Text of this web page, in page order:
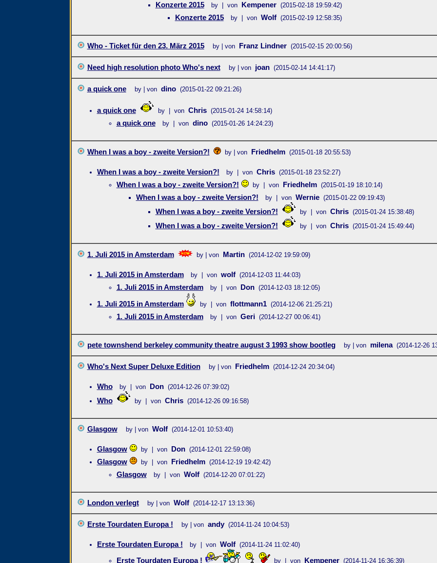
Konzerte 2015 by | von Kempener (2015-02-18 19:59:42)
Konzerte 2015 by | von Wolf (2015-02-19 12:58:35)
Who - Ticket für den 23. März 2015 by | von Franz Lindner (2015-02-15 20:00:56)
Need high resolution photo Who's next by | von joan (2015-02-14 14:41:17)
a quick one by | von dino (2015-01-22 09:21:26)
a quick one by | von Chris (2015-01-24 14:58:14)
a quick one by | von dino (2015-01-26 14:24:23)
When I was a boy - zweite Version?! by | von Friedhelm (2015-01-18 20:55:53)
When I was a boy - zweite Version?! by | von Chris (2015-01-18 23:52:27)
When I was a boy - zweite Version?! by | von Friedhelm (2015-01-19 18:10:14)
When I was a boy - zweite Version?! by | von Wernie (2015-01-22 09:19:43)
When I was a boy - zweite Version?! by | von Chris (2015-01-24 15:38:48)
When I was a boy - zweite Version?! by | von Chris (2015-01-24 15:49:44)
1. Juli 2015 in Amsterdam by | von Martin (2014-12-02 19:59:09)
1. Juli 2015 in Amsterdam by | von wolf (2014-12-03 11:44:03)
1. Juli 2015 in Amsterdam by | von Don (2014-12-03 18:12:05)
1. Juli 2015 in Amsterdam by | von flottmann1 (2014-12-06 21:25:21)
1. Juli 2015 in Amsterdam by | von Geri (2014-12-27 00:06:41)
pete townshend berkeley community theatre august 3 1993 show bootleg by | von milena (2014-12-26
Who's Next Super Deluxe Edition by | von Friedhelm (2014-12-24 20:34:04)
Who by | von Don (2014-12-26 07:39:02)
Who by | von Chris (2014-12-26 09:16:58)
Glasgow by | von Wolf (2014-12-01 10:53:40)
Glasgow by | von Don (2014-12-01 22:59:08)
Glasgow by | von Friedhelm (2014-12-19 19:42:42)
Glasgow by | von Wolf (2014-12-20 07:01:22)
London verlegt by | von Wolf (2014-12-17 13:13:36)
Erste Tourdaten Europa ! by | von andy (2014-11-24 10:04:53)
Erste Tourdaten Europa ! by | von Wolf (2014-11-24 11:02:40)
Erste Tourdaten Europa ! by | von Kempener (2014-11-24 16:36:39)